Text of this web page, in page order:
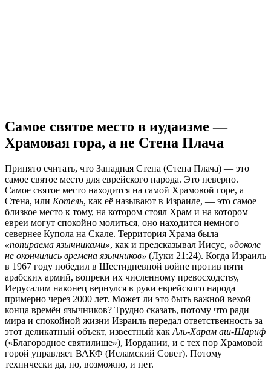
Самое святое место в иудаизме —
Храмовая гора, а не Стена Плача
Принято считать, что Западная Стена (Стена Плача) — это
самое святое место для еврейского народа. Это неверно.
Самое святое место находится на самой Храмовой горе, а
Стена, или Котель, как её называют в Израиле, — это самое
близкое место к тому, на котором стоял Храм и на котором
евреи могут спокойно молиться, оно находится немного
севернее Купола на Скале. Территория Храма была
«попираема язычниками», как и предсказывал Иисус, «доколе
не окончились времена язычников» (Луки 21:24). Когда Израиль
в 1967 году победил в Шестидневной войне против пяти
арабских армий, вопреки их численному превосходству,
Иерусалим наконец вернулся в руки еврейского народа
примерно через 2000 лет. Может ли это быть важной вехой
конца времён язычников? Трудно сказать, потому что ради
мира и спокойной жизни Израиль передал ответственность за
этот деликатный объект, известный как Аль-Харам аш-Шариф
(«Благородное святилище»), Иордании, и с тех пор Храмовой
горой управляет ВАКФ (Исламский Совет). Потому
технически да, но, возможно, и нет.